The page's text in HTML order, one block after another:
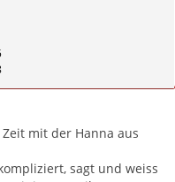
mit der Hanna aus
sagt und weiss
Zitieren